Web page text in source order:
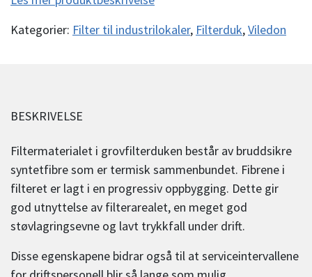
Kategorier: Filter til industrilokaler, Filterduk,Viledon
BESKRIVELSE
Filtermaterialet i grovfilterduken består av bruddsikre
syntetfibre som er termisk sammenbundet. Fibrene i
filteret er lagt i en progressiv oppbygging. Dette gir
god utnyttelse av filterarealet, en meget god
støvlagringsevne og lavt trykkfall under drift.
Disse egenskapene bidrar også til at serviceintervallene